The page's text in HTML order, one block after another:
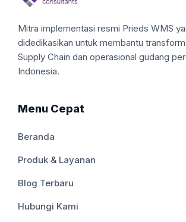
Mitra implementasi resmi Prieds WMS
didedikasikan untuk membantu
Supply Chain dan operasional gudang
Indonesia.
Menu Cepat
Beranda
Produk & Layanan
Blog Terbaru
Hubungi Kami